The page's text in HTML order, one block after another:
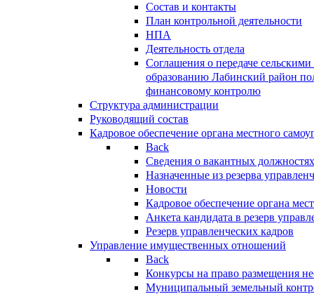
Состав и контакты
План контрольной деятельности
НПА
Деятельность отдела
Соглашения о передаче
образованию Лабинский район
финансовому контролю
Структура администрации
Руководящий состав
Кадровое обеспечение органа местного
Back
Сведения о вакантных
Назначенные из резерва
Новости
Кадровое обеспечение органа
Анкета кандидата в резерв
Резерв управленческих кадров
Управление имущественных отношений
Back
Конкурсы на право размещения
Муниципальный земельный